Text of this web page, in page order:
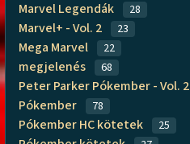
Marvel Legendák 28
Marvel+ - Vol. 2 23
Mega Marvel 22
megjelenés 68
Peter Parker Pókember - Vol. 2
Pókember 78
Pókember HC kötetek 25